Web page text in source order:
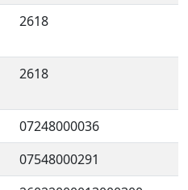
2618
2618
07248000036
07548000291